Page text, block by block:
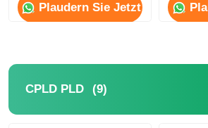
Plaudern Sie Jetzt
CPLD PLD (9)